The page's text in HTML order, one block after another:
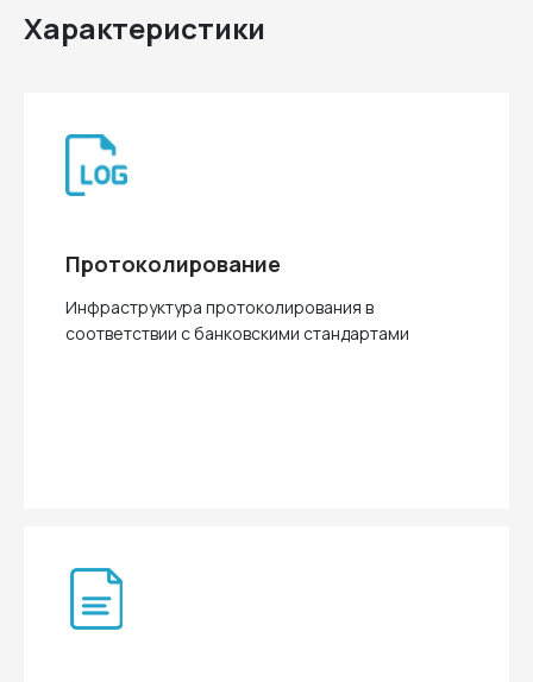
Характеристики
Протоколирование
Инфраструктура протоколирования в
соответствии с банковскими стандартами